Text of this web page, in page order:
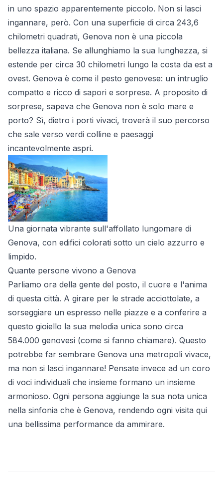
in uno spazio apparentemente piccolo. Non si lasci
ingannare, però. Con una superficie di circa 243,6
chilometri quadrati, Genova non è una piccola
bellezza italiana. Se allunghiamo la sua lunghezza, si
estende per circa 30 chilometri lungo la costa da est a
ovest. Genova è come il pesto genovese: un intruglio
compatto e ricco di sapori e sorprese. A proposito di
sorprese, sapeva che Genova non è solo mare e
porto? Sì, dietro i porti vivaci, troverà il suo percorso
che sale verso verdi colline e paesaggi
incantevolmente aspri.
Una giornata vibrante sull'affollato lungomare di
Genova, con edifici colorati sotto un cielo azzurro e
limpido.
Quante persone vivono a Genova
Parliamo ora della gente del posto, il cuore e l'anima
di questa città. A girare per le strade acciottolate, a
sorseggiare un espresso nelle piazze e a conferire a
questo gioiello la sua melodia unica sono circa
584.000 genovesi (come si fanno chiamare). Questo
potrebbe far sembrare Genova una metropoli vivace,
ma non si lasci ingannare! Pensate invece ad un coro
di voci individuali che insieme formano un insieme
armonioso. Ogni persona aggiunge la sua nota unica
nella sinfonia che è Genova, rendendo ogni visita qui
una bellissima performance da ammirare.